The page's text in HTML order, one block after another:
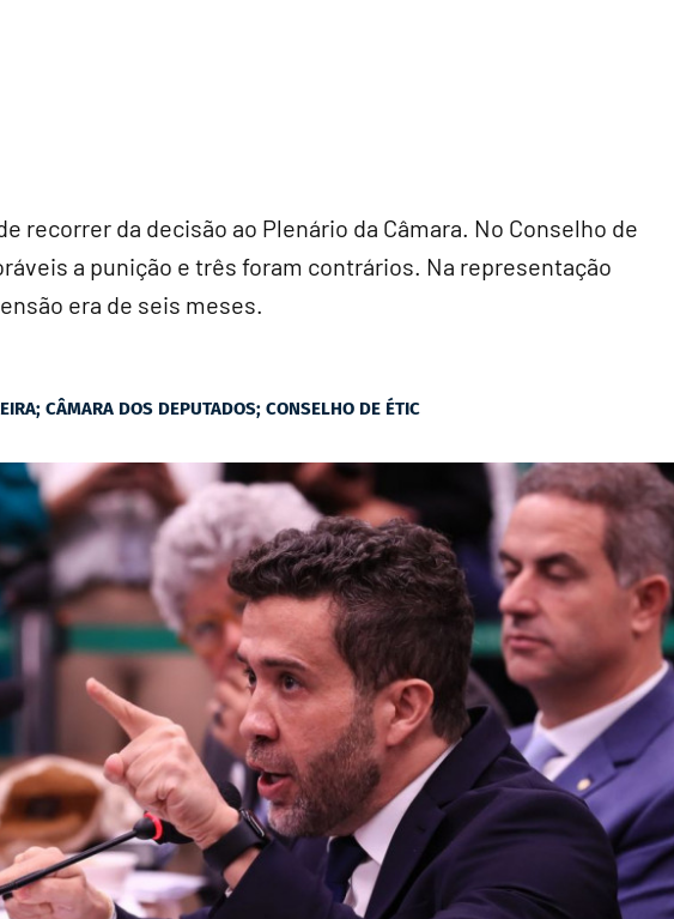
recorrer da decisão ao Plenário da Câmara. No Conselho de
a punição e três foram contrários. Na representação
era de seis meses.
CÂMARA DOS DEPUTADOS; CONSELHO DE ÉTIC